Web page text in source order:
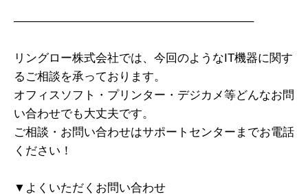
————————————————————–
リングロー株式会社では、今回のようなIT機器に関す
るご相談を承っております。
オフィスソフト・プリンター・デジカメ等どんなお問
い合わせでも大丈夫です。
ご相談・お問い合わせはサポートセンターまでお電話
ください！
▼よくいただくお問い合わせ